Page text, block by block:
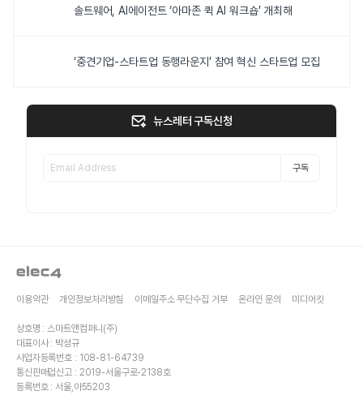
솔트웨어, AI에이전트 ‘아마존 퀵 AI 워크숍’ 개최해
‘중견기업-스타트업 동행라운지’ 참여 혁신 스타트업 모집
뉴스레터 구독신청
구독
이용약관 개인정보처리방침 이메일주소 무단수집 거부 온라인 문의 미디어킷
상호명 : 스마트앤컴퍼니(주)
대표이사 : 박성규
사업자등록번호 : 108-81-64739
통신판매업신고 : 2019-서울구로-2138호
등록번호 : 서울,아55203